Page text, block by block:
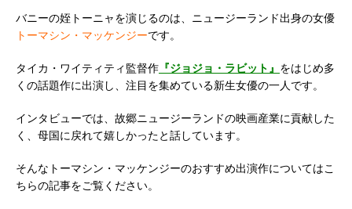
バニーの姪トーニャを演じるのは、ニュージーランド出身の女優
トーマシン・マッケンジーです。
タイカ・ワイティティ監督作 『ジョジョ・ラビット』 をはじめ多
くの話題作に出演し、注目を集めている新生女優の一人です。
インタビューでは、故郷ニュージーランドの映画産業に貢献した
く、母国に戻れて嬉しかったと話しています。
そんなトーマシン・マッケンジーのおすすめ出演作についてはこ
ちらの記事をご覧ください。